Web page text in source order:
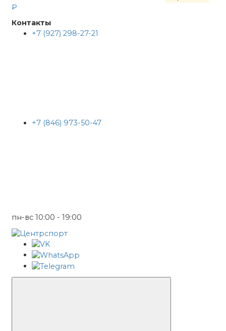
₽
Контакты
+7 (927) 298-27-21
+7 (846) 973-50-47
пн-вс 10:00 - 19:00